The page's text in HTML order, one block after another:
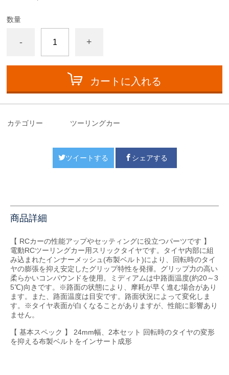
数量
- +
カートに入れる
カテゴリー ツーリングカー
ツイートする シェアする
商品詳細
【 RCカーの性能アップやセッティングに役立つパーツです 】
電動RCツーリングカー用スリックタイヤです。タイヤ内部に組
み込まれたインナーメッシュ(布製ベルト)により、回転時のタイ
ヤの膨張を抑え安定したグリップ特性を発揮。グリップ力の高い
柔らかいコンパウンドを使用。ミディアムは中路面温度(約20～3
5℃)向きです。※路面の状態により、摩耗が早く進む場合があり
ます。また、路面温度は目安です。路面状況によって変化しま
す。※タイヤ表面が白くなることがありますが、性能に影響あり
ません。
【 基本スペック 】 24mm幅、2本セット 回転時のタイヤの変形
を抑える布製ベルトをインサート成形